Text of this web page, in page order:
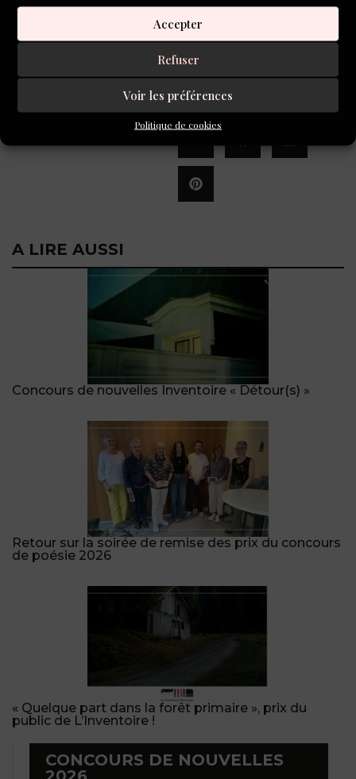
Accepter
Refuser
Voir les préférences
Politique de cookies
PARTAGER
A LIRE AUSSI
Concours de nouvelles Inventoire « Détour(s) »
Retour sur la soirée de remise des prix du concours
de poésie 2026
« Quelque part dans la forêt primaire », prix du
public de L’Inventoire !
CONCOURS DE NOUVELLES